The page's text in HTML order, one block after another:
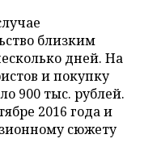
близким
дней. На
и покупку
900 тыс. рублей.
2016 года и
сюжету